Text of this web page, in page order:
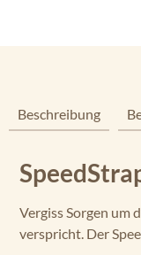
Beschreibung
Vergiss Sorgen um
verspricht. Der